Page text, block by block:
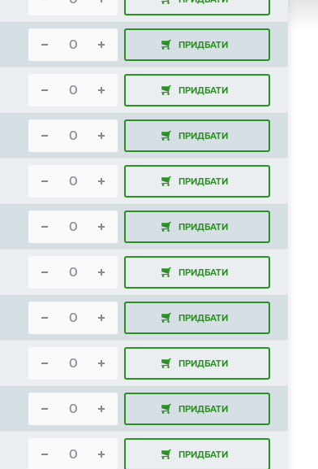
ПРИДБАТИ
ПРИДБАТИ
ПРИДБАТИ
ПРИДБАТИ
ПРИДБАТИ
ПРИДБАТИ
ПРИДБАТИ
ПРИДБАТИ
ПРИДБАТИ
ПРИДБАТИ